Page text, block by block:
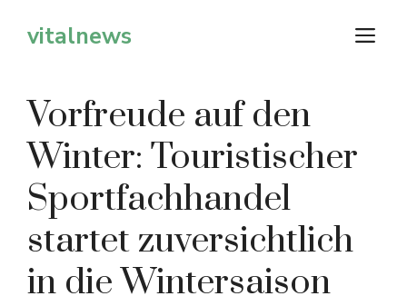
Inhaltvitalnews
Vorfreude auf den
Winter: Touristischer
Sportfachhandel
startet zuversichtlich
in die Wintersaison